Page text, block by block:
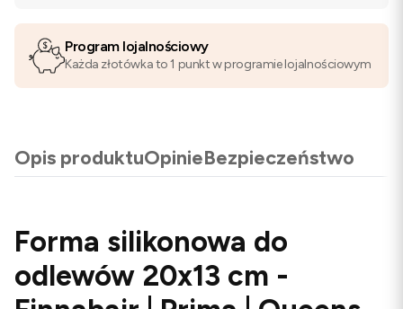
Program lojalnościowy
Każda złotówka to 1 punkt w programie lojalnościowym
Opis produktuOpinieBezpieczeństwo
Forma silikonowa do
odlewów 20x13 cm -